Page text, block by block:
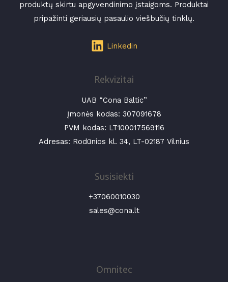
produktų skirtu apgyvendinimo įstaigoms. Produktai
pripažinti geriausių pasaulio viešbučių tinklų.
Linkedin
Rekvizitai
UAB “Cona Baltic”
Įmonės kodas: 307091678
PVM kodas: LT100017569116
Adresas: Rodūnios kl. 34, LT-02187 Vilnius
Susisiekti
+37060010030
sales@cona.lt
Omnitec